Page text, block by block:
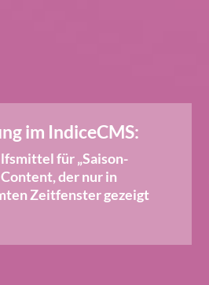
im IndiceCMS:
für „Saison-
Content, der nur in
Zeitfenster gezeigt